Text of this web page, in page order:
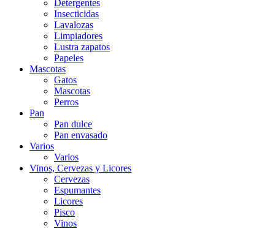
Detergentes
Insecticidas
Lavalozas
Limpiadores
Lustra zapatos
Papeles
Mascotas
Gatos
Mascotas
Perros
Pan
Pan dulce
Pan envasado
Varios
Varios
Vinos, Cervezas y Licores
Cervezas
Espumantes
Licores
Pisco
Vinos